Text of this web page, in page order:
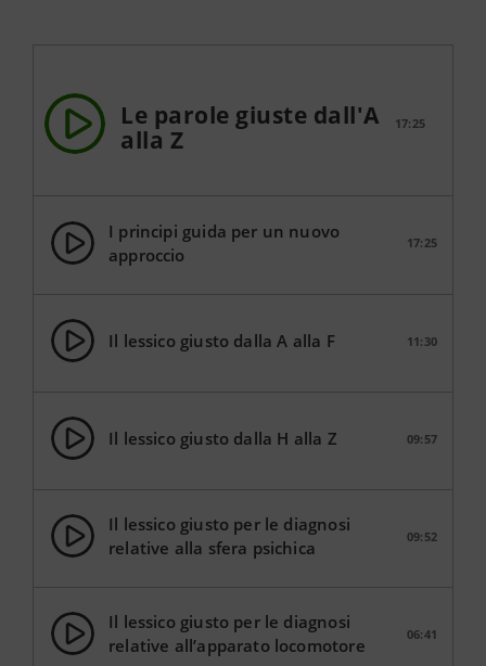
Le parole giuste dall'A
alla Z
17:25
I principi guida per un nuovo
approccio
17:25
Il lessico giusto dalla A alla F 11:30
Il lessico giusto dalla H alla Z 09:57
Il lessico giusto per le diagnosi
relative alla sfera psichica
09:52
Il lessico giusto per le diagnosi
relative all’apparato locomotore
06:41